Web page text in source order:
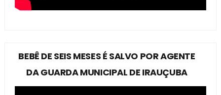
BEBÊ DE SEIS MESES É SALVO POR AGENTE
DA GUARDA MUNICIPAL DE IRAUÇUBA